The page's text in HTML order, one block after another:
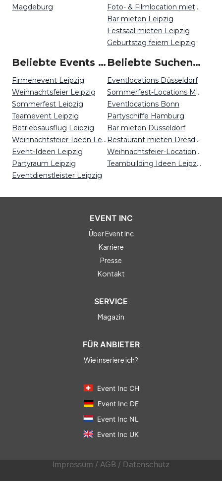
Magdeburg
Foto- & Filmlocation mieten Leipzig
Bar mieten Leipzig
Festsaal mieten Leipzig
Geburtstag feiern Leipzig
Beliebte Events in Leipzig
Firmenevent Leipzig
Weihnachtsfeier Leipzig
Sommerfest Leipzig
Teamevent Leipzig
Betriebsausflug Leipzig
Weihnachtsfeier-Ideen Leipzig
Event-Ideen Leipzig
Partyraum Leipzig
Eventdienstleister Leipzig
Beliebte Suchen auf Event Inc
Eventlocations Düsseldorf
Sommerfest-Locations München
Eventlocations Bonn
Partyschiffe Hamburg
Bar mieten Düsseldorf
Restaurant mieten Dresden
Weihnachtsfeier-Locations Karlsruhe
Teambuilding Ideen Leipzig
EVENT INC
Über Event Inc
Karriere
Presse
Kontakt
SERVICE
Magazin
FÜR ANBIETER
Wie inseriere ich?
Event Inc CH
Event Inc DE
Event Inc NL
Event Inc UK
Impressum / AGB / Datenschutz